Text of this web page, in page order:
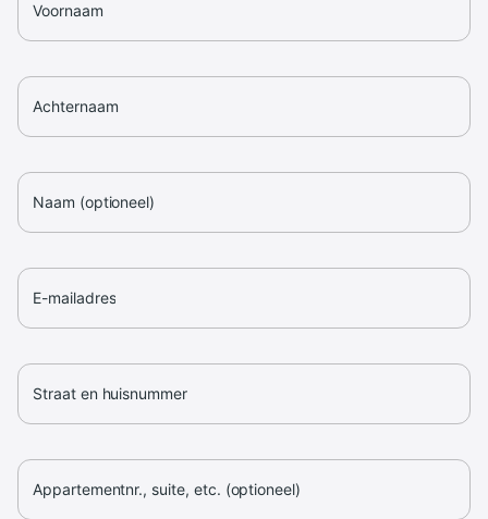
Voornaam
Achternaam
Naam (optioneel)
E-mailadres
Straat en huisnummer
Appartementnr., suite, etc. (optioneel)